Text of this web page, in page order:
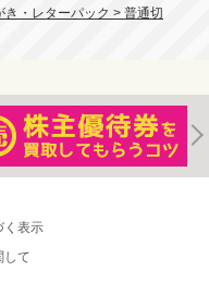
・レターパック > 普通切
く表示
して